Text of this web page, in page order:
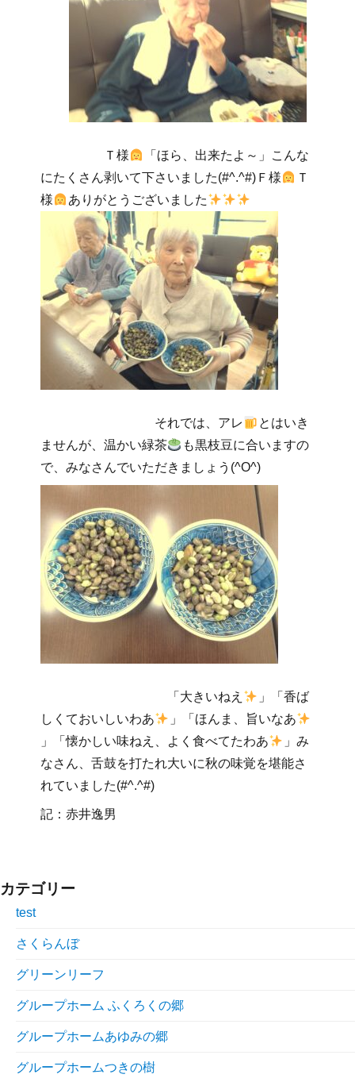
Ｔ様
「ほら、出来たよ～」こんな
にたくさん剥いて下さいました(#^.^#)Ｆ様
Ｔ
様
ありがとうございました
それでは、アレ
とはいき
ませんが、温かい緑茶
も黒枝豆に合いますの
で、みなさんでいただきましょう(^O^)
「大きいねえ
」「香ば
しくておいしいわあ
」「ほんま、旨いなあ
」「懐かしい味ねえ、よく食べてたわあ
」み
なさん、舌鼓を打たれ大いに秋の味覚を堪能さ
れていました(#^.^#)
記：赤井逸男
カテゴリー
test
さくらんぼ
グリーンリーフ
グループホーム ふくろくの郷
グループホームあゆみの郷
グループホームつきの樹